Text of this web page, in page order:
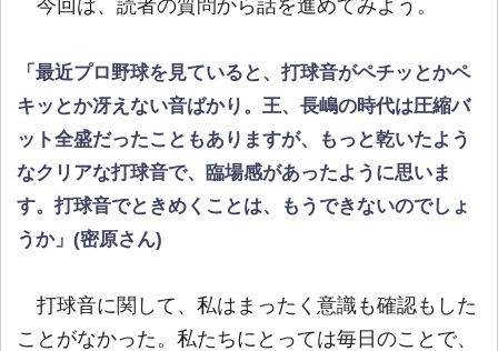
今回は、読者の質問から話を進めてみよう。
「最近プロ野球を見ていると、打球音がペチッとかペ
キッとか冴えない音ばかり。王、長嶋の時代は圧縮バ
ット全盛だったこともありますが、もっと乾いたよう
なクリアな打球音で、臨場感があったように思いま
す。打球音でときめくことは、もうできないのでしょ
うか」(密原さん)
打球音に関して、私はまったく意識も確認もした
ことがなかった。私たちにとっては毎日のことで、